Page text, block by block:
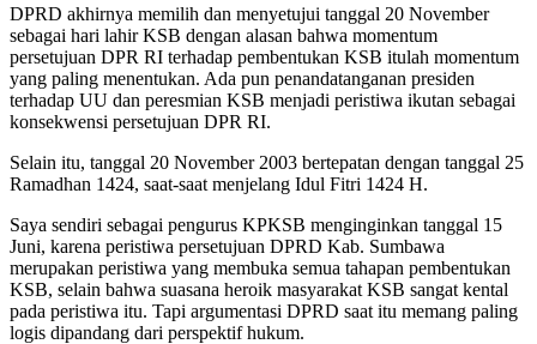
DPRD akhirnya memilih dan menyetujui tanggal 20 November
sebagai hari lahir KSB dengan alasan bahwa momentum
persetujuan DPR RI terhadap pembentukan KSB itulah momentum
yang paling menentukan. Ada pun penandatanganan presiden
terhadap UU dan peresmian KSB menjadi peristiwa ikutan sebagai
konsekwensi persetujuan DPR RI.
Selain itu, tanggal 20 November 2003 bertepatan dengan tanggal 25
Ramadhan 1424, saat-saat menjelang Idul Fitri 1424 H.
Saya sendiri sebagai pengurus KPKSB menginginkan tanggal 15
Juni, karena peristiwa persetujuan DPRD Kab. Sumbawa
merupakan peristiwa yang membuka semua tahapan pembentukan
KSB, selain bahwa suasana heroik masyarakat KSB sangat kental
pada peristiwa itu. Tapi argumentasi DPRD saat itu memang paling
logis dipandang dari perspektif hukum.